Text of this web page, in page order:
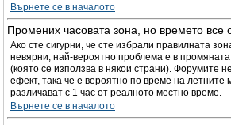
Върнете се в началото
Промених часовата зона, но времето все
Ако сте сигурни, че сте избрали правилната
невярни, най-вероятно проблема е в
(която се използва в някои страни). Форумите
ефект, така че е вероятно по време на летните
различават с 1 час от реалното местно време.
Върнете се в началото